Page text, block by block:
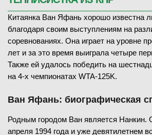
Китаянка Ван Яфань хорошо известна
благодаря своим выступлениям на
соревнованиях. Она играет на уровне
лет и за это время выиграла четыре
Также ей удалось победить на
на 4-х чемпионатах WTA-125K.
Ван Яфань: биографическая
Родным городом Ван является Нанкин.
апреля 1994 года и уже девятилетнем